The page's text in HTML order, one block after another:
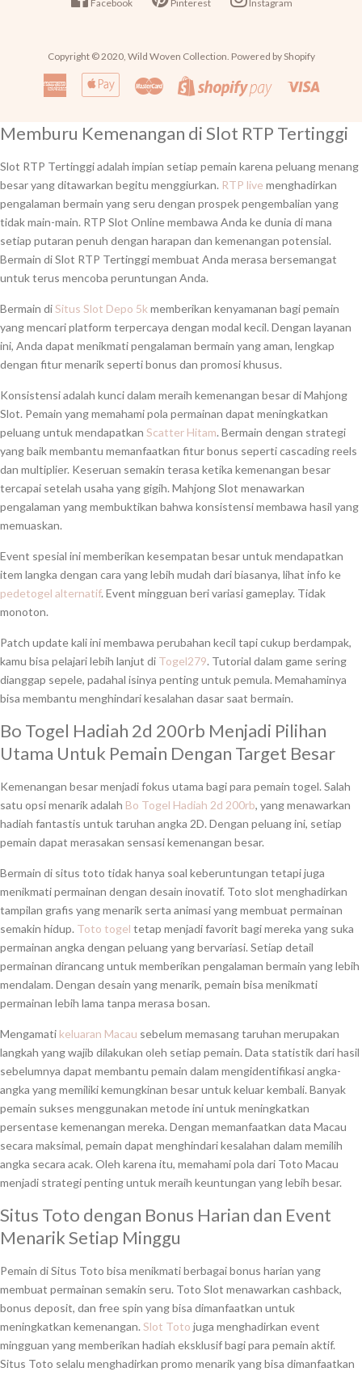
Facebook Pinterest Instagram
Copyright © 2020, Wild Woven Collection . Powered by Shopify
American
Express
Apple
Pay
Master
Shopify
Memburu Kemenangan di Slot RTP Tertinggi
Slot RTP Tertinggi adalah impian setiap pemain karena peluang menang
besar yang ditawarkan begitu menggiurkan. RTP live menghadirkan
pengalaman bermain yang seru dengan prospek pengembalian yang
tidak main-main. RTP Slot Online membawa Anda ke dunia di mana
setiap putaran penuh dengan harapan dan kemenangan potensial.
Bermain di Slot RTP Tertinggi membuat Anda merasa bersemangat
untuk terus mencoba peruntungan Anda.
Bermain diSitus Slot Depo 5k memberikan kenyamanan bagi pemain
yang mencari platform terpercaya dengan modal kecil. Dengan layanan
ini, Anda dapat menikmati pengalaman bermain yang aman, lengkap
dengan fitur menarik seperti bonus dan promosi khusus.
Konsistensi adalah kunci dalam meraih kemenangan besar di Mahjong
Slot. Pemain yang memahami pola permainan dapat meningkatkan
peluang untuk mendapatkan Scatter Hitam. Bermain dengan strategi
yang baik membantu memanfaatkan fitur bonus seperti cascading reels
dan multiplier. Keseruan semakin terasa ketika kemenangan besar
tercapai setelah usaha yang gigih. Mahjong Slot menawarkan
pengalaman yang membuktikan bahwa konsistensi membawa hasil yang
memuaskan.
Event spesial ini memberikan kesempatan besar untuk mendapatkan
item langka dengan cara yang lebih mudah dari biasanya, lihat info ke
pedetogel alternatif. Event mingguan beri variasi gameplay. Tidak
monoton.
Patch update kali ini membawa perubahan kecil tapi cukup berdampak,
kamu bisa pelajari lebih lanjut di Togel279. Tutorial dalam game sering
dianggap sepele, padahal isinya penting untuk pemula. Memahaminya
bisa membantu menghindari kesalahan dasar saat bermain.
Bo Togel Hadiah 2d 200rb Menjadi Pilihan
Utama Untuk Pemain Dengan Target Besar
Kemenangan besar menjadi fokus utama bagi para pemain togel. Salah
satu opsi menarik adalah Bo Togel Hadiah 2d 200rb, yang menawarkan
hadiah fantastis untuk taruhan angka 2D. Dengan peluang ini, setiap
pemain dapat merasakan sensasi kemenangan besar.
Bermain di situs toto tidak hanya soal keberuntungan tetapi juga
menikmati permainan dengan desain inovatif. Toto slot menghadirkan
tampilan grafis yang menarik serta animasi yang membuat permainan
semakin hidup. Toto togel tetap menjadi favorit bagi mereka yang suka
permainan angka dengan peluang yang bervariasi. Setiap detail
permainan dirancang untuk memberikan pengalaman bermain yang lebih
mendalam. Dengan desain yang menarik, pemain bisa menikmati
permainan lebih lama tanpa merasa bosan.
Mengamati keluaran Macau sebelum memasang taruhan merupakan
langkah yang wajib dilakukan oleh setiap pemain. Data statistik dari hasil
sebelumnya dapat membantu pemain dalam mengidentifikasi angka-
angka yang memiliki kemungkinan besar untuk keluar kembali. Banyak
pemain sukses menggunakan metode ini untuk meningkatkan
persentase kemenangan mereka. Dengan memanfaatkan data Macau
secara maksimal, pemain dapat menghindari kesalahan dalam memilih
angka secara acak. Oleh karena itu, memahami pola dari Toto Macau
menjadi strategi penting untuk meraih keuntungan yang lebih besar.
Situs Toto dengan Bonus Harian dan Event
Menarik Setiap Minggu
Pemain di Situs Toto bisa menikmati berbagai bonus harian yang
membuat permainan semakin seru. Toto Slot menawarkan cashback,
bonus deposit, dan free spin yang bisa dimanfaatkan untuk
meningkatkan kemenangan. Slot Toto juga menghadirkan event
mingguan yang memberikan hadiah eksklusif bagi para pemain aktif.
Situs Toto selalu menghadirkan promo menarik yang bisa dimanfaatkan